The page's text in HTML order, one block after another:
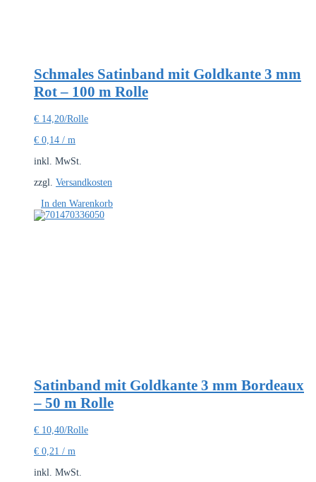
Schmales Satinband mit Goldkante 3 mm
Rot – 100 m Rolle
€ 14,20/Rolle
€ 0,14 / m
inkl. MwSt.
zzgl. Versandkosten
In den Warenkorb
Satinband mit Goldkante 3 mm Bordeaux
– 50 m Rolle
€ 10,40/Rolle
€ 0,21 / m
inkl. MwSt.